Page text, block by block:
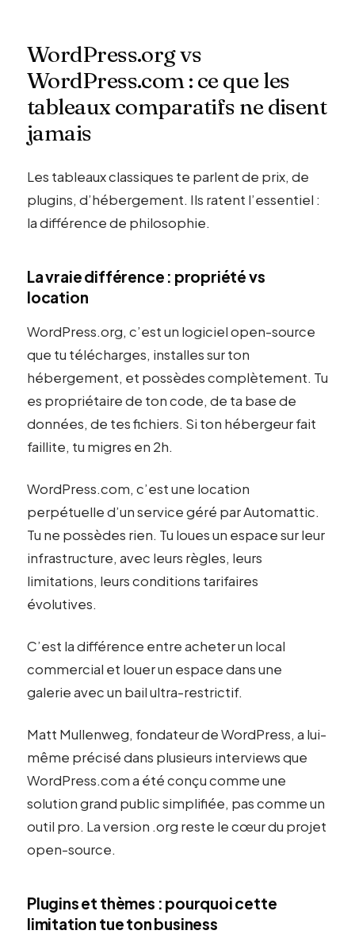
WordPress.org vs
WordPress.com : ce que les
tableaux comparatifs ne disent
jamais
Les tableaux classiques te parlent de prix, de
plugins, d’hébergement. Ils ratent l’essentiel :
la différence de philosophie.
La vraie différence : propriété vs
location
WordPress.org, c’est un logiciel open-source
que tu télécharges, installes sur ton
hébergement, et possèdes complètement. Tu
es propriétaire de ton code, de ta base de
données, de tes fichiers. Si ton hébergeur fait
faillite, tu migres en 2h.
WordPress.com, c’est une location
perpétuelle d’un service géré par Automattic.
Tu ne possèdes rien. Tu loues un espace sur leur
infrastructure, avec leurs règles, leurs
limitations, leurs conditions tarifaires
évolutives.
C’est la différence entre acheter un local
commercial et louer un espace dans une
galerie avec un bail ultra-restrictif.
Matt Mullenweg, fondateur de WordPress, a lui-
même précisé dans plusieurs interviews que
WordPress.com a été conçu comme une
solution grand public simplifiée, pas comme un
outil pro. La version .org reste le cœur du projet
open-source.
Plugins et thèmes : pourquoi cette
limitation tue ton business